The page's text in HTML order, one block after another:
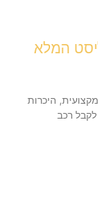
המלא
היכרות
רכב